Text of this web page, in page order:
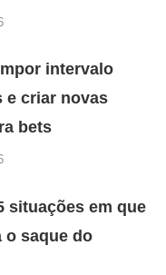
intervalo
e criar novas
bets
situações em que
o saque do